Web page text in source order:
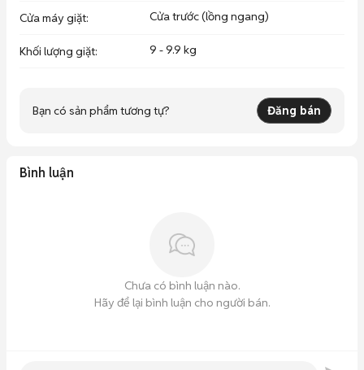
Cửa máy giặt: Cửa trước (lồng ngang)
Khối lượng giặt: 9 - 9.9 kg
Bạn có sản phẩm tương tự? Đăng bán
Bình luận
Chưa có bình luận nào.
Hãy để lại bình luận cho người bán.